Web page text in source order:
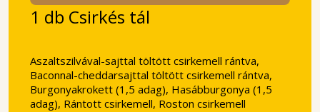
1 db Csirkés tál
Aszaltszilvával-sajttal töltött csirkemell rántva,
Baconnal-cheddarsajttal töltött csirkemell rántva,
Burgonyakrokett (1,5 adag), Hasábburgonya (1,5
adag), Rántott csirkemell, Roston csirkemell